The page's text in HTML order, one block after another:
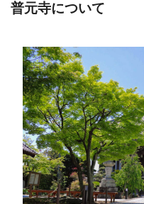
普元寺について